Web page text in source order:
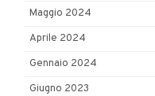
Maggio 2024
Aprile 2024
Gennaio 2024
Giugno 2023